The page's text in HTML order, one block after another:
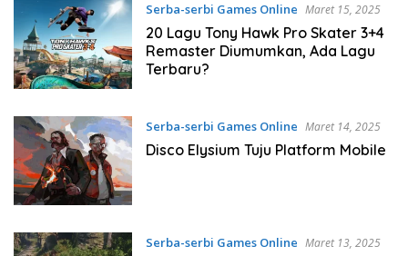
Serba-serbi Games Online Maret 15, 2025
20 Lagu Tony Hawk Pro Skater 3+4
Remaster Diumumkan, Ada Lagu
Terbaru?
Serba-serbi Games Online Maret 14, 2025
Disco Elysium Tuju Platform Mobile
Serba-serbi Games Online Maret 13, 2025